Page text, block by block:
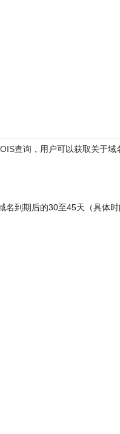
查询 ，用户可以获取关于
到期后的30至45天（具体时